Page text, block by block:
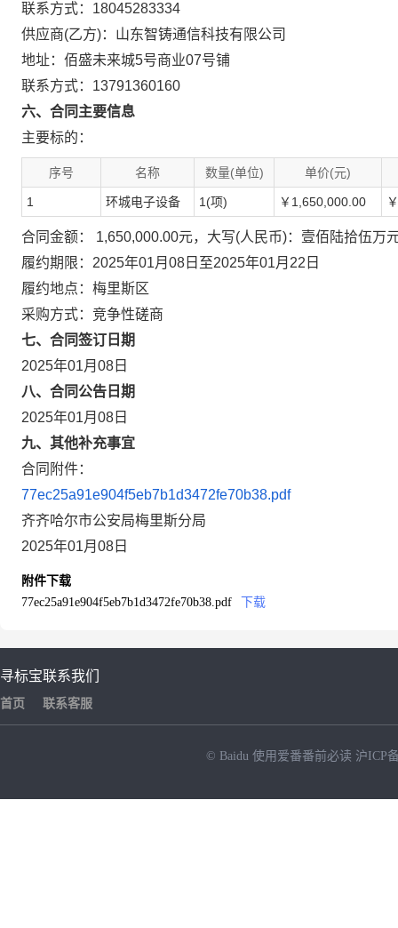
联系方式：18045283334
供应商(乙方)：山东智铸通信科技有限公司
地址：佰盛未来城5号商业07号铺
联系方式：13791360160
六、合同主要信息
主要标的：
序号 名称 数量(单位) 单价(元)
1 环城电子设备 1(项) ￥1,650,000.00
合同金额： 1,650,000.00元，大写(人民币)：壹佰陆拾伍万
履约期限：2025年01月08日至2025年01月22日
履约地点：梅里斯区
采购方式：竞争性磋商
七、合同签订日期
2025年01月08日
八、合同公告日期
2025年01月08日
九、其他补充事宜
合同附件：
77ec25a91e904f5eb7b1d3472fe70b38.pdf
齐齐哈尔市公安局梅里斯分局
2025年01月08日
附件下载
77ec25a91e904f5eb7b1d3472fe70b38.pdf
下载
寻标宝
首页
联系我们
联系客服
© Baidu 使用爱番番前必读 沪ICP